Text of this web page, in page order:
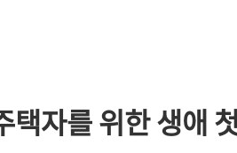
택자를 위한 생애